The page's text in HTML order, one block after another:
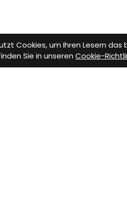
Cookies, um Ihren Lesern
Sie in unseren Cookie-